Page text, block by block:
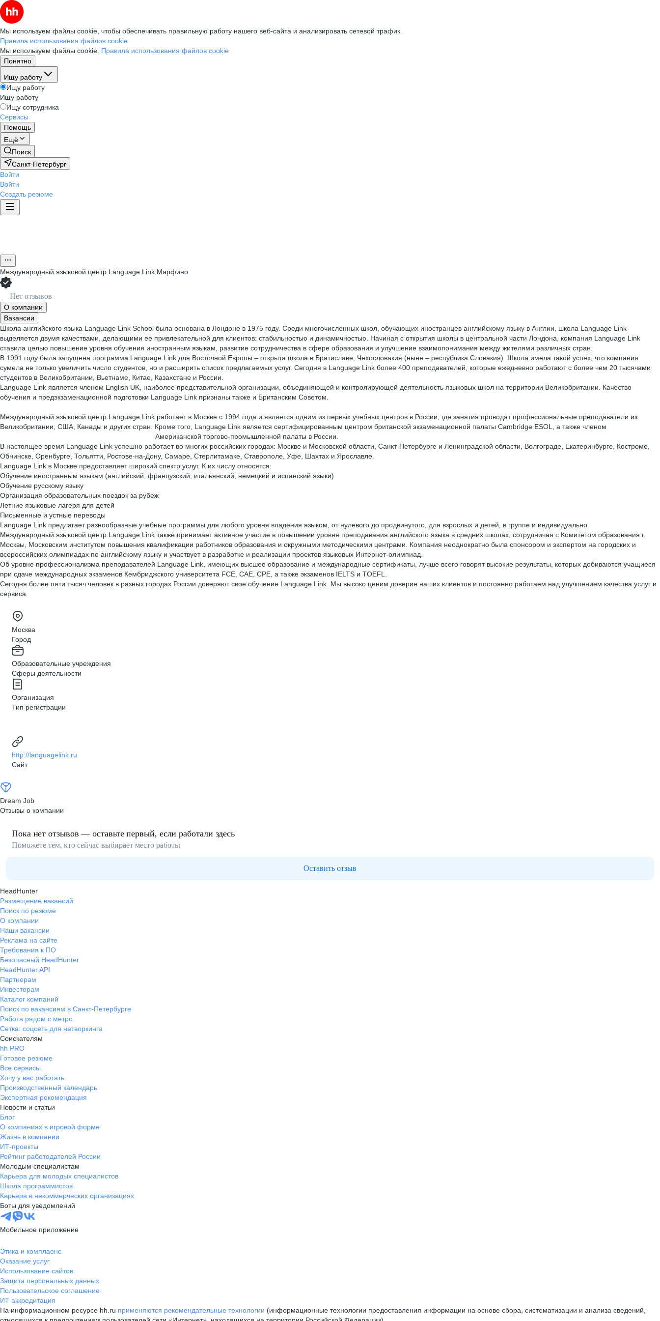
Мы используем файлы cookie, чтобы обеспечивать правильную работу нашего веб-сайта и анализировать сетевой трафик.
Правила использования файлов cookie
Мы используем файлы cookie. Правила использования файлов cookie
Понятно
Ищу работу
Ищу работу
Ищу работу
Ищу сотрудника
Сервисы
Помощь
Ещё
Поиск
Санкт-Петербург
Войти
Войти
Создать резюме
Международный языковой центр Language Link Марфино
Нет отзывов
О компании
Вакансии
Школа английского языка Language Link School была основана в Лондоне в 1975 году. Среди многочисленных школ, обучающих иностранцев английскому языку в Англии, школа Language Link
выделяется двумя качествами, делающими ее привлекательной для клиентов: стабильностью и динамичностью. Начиная с открытия школы в центральной части Лондона, компания Language Link
ставила целью повышение уровня обучения иностранным языкам, развитие сотрудничества в сфере образования и улучшение взаимопонимания между жителями различных стран.
В 1991 году была запущена программа Language Link для Восточной Европы – открыта школа в Братиславе, Чехословакия (ныне – республика Словакия). Школа имела такой успех, что компания
сумела не только увеличить число студентов, но и расширить список предлагаемых услуг. Сегодня в Language Link более 400 преподавателей, которые ежедневно работают с более чем 20 тысячами
студентов в Великобритании, Вьетнаме, Китае, Казахстане и России.
Language Link является членом English UK, наиболее представительной организации, объединяющей и контролирующей деятельность языковых школ на территории Великобритании. Качество
обучения и предэкзаменационной подготовки Language Link признаны также и Британским Советом.
Международный языковой центр Language Link работает в Москве с 1994 года и является одним из первых учебных центров в России, где занятия проводят профессиональные преподаватели из
Великобритании, США, Канады и других стран. Кроме того, Language Link является сертифицированным центром британской экзаменационной палаты Cambridge ESOL, а также членом
Американской торгово-промышленной палаты в России.
В настоящее время Language Link успешно работает во многих российских городах: Москве и Московской области, Санкт-Петербурге и Ленинградской области, Волгограде, Екатеринбурге, Костроме,
Обнинске, Оренбурге, Тольятти, Ростове-на-Дону, Самаре, Стерлитамаке, Ставрополе, Уфе, Шахтах и Ярославле.
Language Link в Москве предоставляет широкий спектр услуг. К их числу относятся:
Обучение иностранным языкам (английский, французский, итальянский, немецкий и испанский языки)
Обучение русскому языку
Организация образовательных поездок за рубеж
Летние языковые лагеря для детей
Письменные и устные переводы
Language Link предлагает разнообразные учебные программы для любого уровня владения языком, от нулевого до продвинутого, для взрослых и детей, в группе и индивидуально.
Международный языковой центр Language Link также принимает активное участие в повышении уровня преподавания английского языка в средних школах, сотрудничая с Комитетом образования г.
Москвы, Московским институтом повышения квалификации работников образования и окружными методическими центрами. Компания неоднократно была спонсором и экспертом на городских и
всероссийских олимпиадах по английскому языку и участвует в разработке и реализации проектов языковых Интернет-олимпиад.
Об уровне профессионализма преподавателей Language Link, имеющих высшее образование и международные сертификаты, лучше всего говорят высокие результаты, которых добиваются учащиеся
при сдаче международных экзаменов Кембриджского университета FCE, CAE, CPE, а также экзаменов IELTS и TOEFL.
Сегодня более пяти тысяч человек в разных городах России доверяют свое обучение Language Link. Мы высоко ценим доверие наших клиентов и постоянно работаем над улучшением качества услуг и
сервиса.
Москва
Город
Образовательные учреждения
Сферы деятельности
Организация
Тип регистрации
http://languagelink.ru
Сайт
Dream Job
Отзывы о компании
Пока нет отзывов — оставьте первый, если работали здесь
Поможете тем, кто сейчас выбирает место работы
Оставить отзыв
HeadHunter
Размещение вакансий
Поиск по резюме
О компании
Наши вакансии
Реклама на сайте
Требования к ПО
Безопасный HeadHunter
HeadHunter API
Партнерам
Инвесторам
Каталог компаний
Поиск по вакансиям в Санкт-Петербурге
Работа рядом с метро
Сетка: соцсеть для нетворкинга
Соискателям
hh PRO
Готовое резюме
Все сервисы
Хочу у вас работать
Производственный календарь
Экспертная рекомендация
Новости и статьи
Блог
О компаниях в игровой форме
Жизнь в компании
ИТ-проекты
Рейтинг работодателей России
Молодым специалистам
Карьера для молодых специалистов
Школа программистов
Карьера в некоммерческих организациях
Боты для уведомлений
Мобильное приложение
Этика и комплаенс
Оказание услуг
Использование сайтов
Защита персональных данных
Пользовательское соглашение
ИТ аккредитация
На информационном ресурсе hh.ru применяются рекомендательные технологии (информационные технологии предоставления информации на основе сбора, систематизации и анализа сведений,